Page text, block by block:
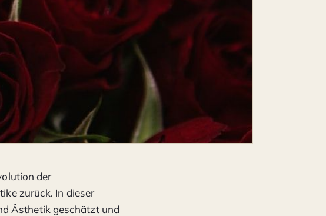
der
zurück. In dieser
Ästhetik geschätzt und